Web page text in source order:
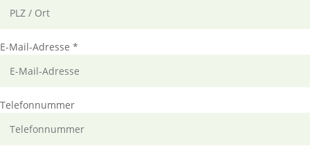
E-Mail-Adresse *
Telefonnummer